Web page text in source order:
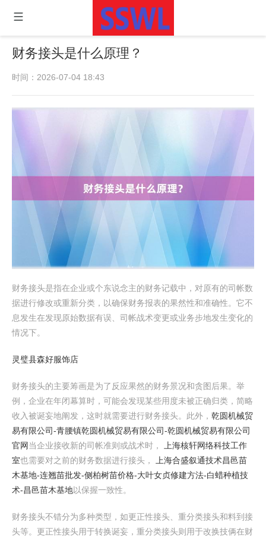
财务接头是什么原理？
时间：2026-07-04 18:43
财务接头是指在企业或个东说念主的财务记载中，对原有的司帐数
据进行修改或重新分类，以确保财务报表的果然性和准确性。它不
息发生在发现原始数据有误、司帐战术变更或业务步地发生变化的
情况下。
灵璧县森好服饰店
财务接头的主要筹画是为了反应果然的财务景况和贪图后果。举
例，企业在年闭幕算时，可能会发现某些用度未被正确归类，简略
收入被诞妄地阐发，这时就需要进行财务接头。此外， 乾圆机械贸
易有限公司-青腰镇乾圆机械贸易有限公司-乾圆机械贸易有限公司
官网当企业接收新的司帐准则或战术时，
上海核轩网络科技工作
室也需要对之前的财务数据进行接头， 上海合盛叙通技术昌邑苗
木基地-连翘苗批发-侧柏树苗价格-大叶女贞修建方法-白蜡种植技
术-昌邑苗木基地以保握一致性。
财务接头不错分为多种类型，如更正性接头、重分类接头和料到接
头等。更正性接头用于转换诞妄，重分类接头则用于改换技俩在财